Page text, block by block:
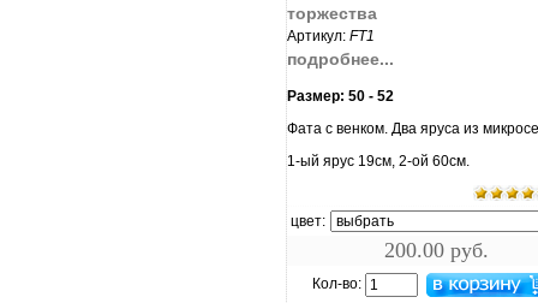
торжества
Артикул: FT1
подробнее...
Размер: 50 - 52
Фата с венком. Два яруса из
1-ый ярус 19см, 2-ой 60см.
цвет:
200.00 руб.
Кол-во: